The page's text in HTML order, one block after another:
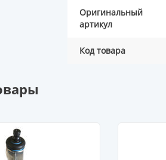
Оригинальный
артикул
Код товара